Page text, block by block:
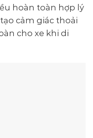
hoàn toàn hợp lý
cảm giác thoải
cho xe khi di